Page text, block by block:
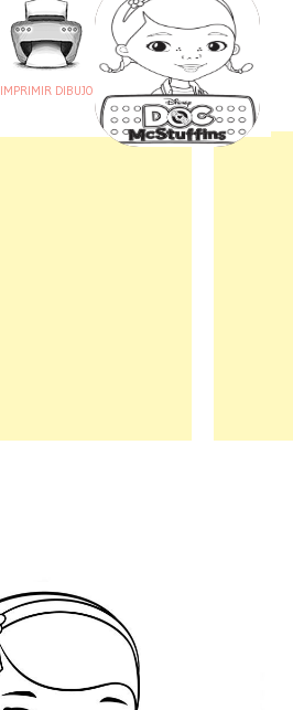
IMPRIMIR DIBUJO